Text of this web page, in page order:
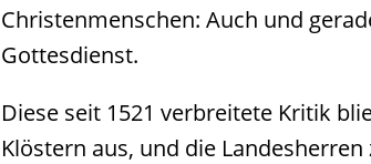
Christenmenschen: Auch und
Gottesdienst.
Diese seit 1521 verbreitete Kritik
Klöstern aus, und die